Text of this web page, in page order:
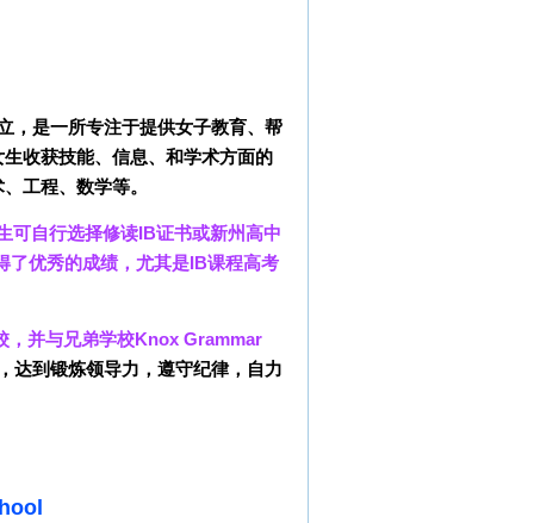
是一所专注于提供女子教育、帮
收获技能、信息、和学术方面的
工程、数学等。
可自行选择修读IB证书或新州高中
优秀的成绩，尤其是IB课程高考
，并与兄弟学校Knox Grammar
达到锻炼领导力，遵守纪律，自力